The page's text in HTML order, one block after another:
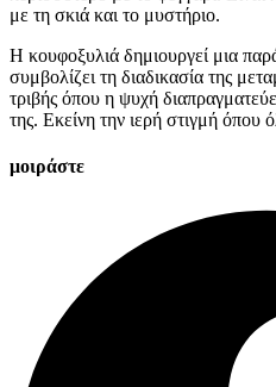
με τη σκιά και το μυστήριο.
Η κουφοξυλιά δημιουργεί μια
συμβολίζει τη διαδικασία της
τριβής όπου η ψυχή
της. Εκείνη την ιερή στιγμή όπου
μοιράστε